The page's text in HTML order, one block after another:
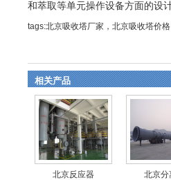
和萃取等单元操作设备方面的设
tags:北京吸收塔厂家，北京吸收塔价
相关产品
北京反应器 北京分